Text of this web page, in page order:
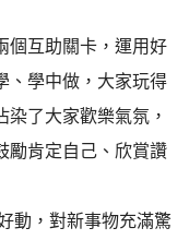
個互助關卡，運用好
、學中做，大家玩得
了大家歡樂氣氛，
勵肯定自己、欣賞讚
動，對新事物充滿驚